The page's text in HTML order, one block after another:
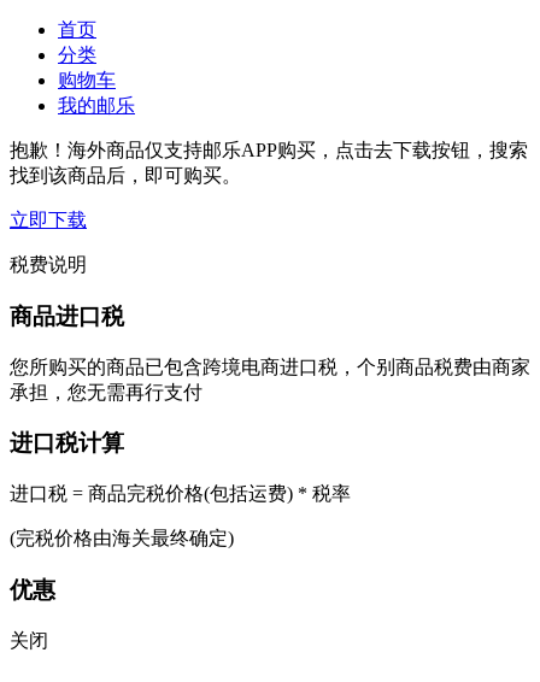
首页
分类
购物车
我的邮乐
抱歉！海外商品仅支持邮乐APP购买，点击去下载按钮，搜索
找到该商品后，即可购买。
立即下载
税费说明
商品进口税
您所购买的商品已包含跨境电商进口税，个别商品税费由商家
承担，您无需再行支付
进口税计算
进口税 = 商品完税价格(包括运费) * 税率
(完税价格由海关最终确定)
优惠
关闭